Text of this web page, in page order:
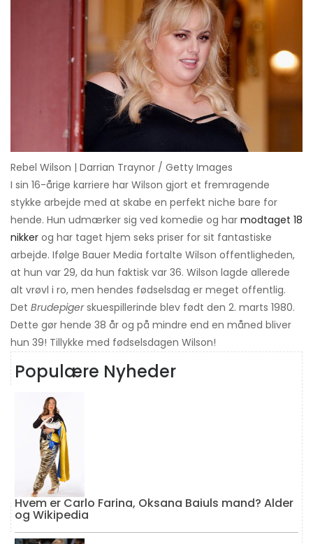
Rebel Wilson | Darrian Traynor / Getty Images
I sin 16-årige karriere har Wilson gjort et fremragende
stykke arbejde med at skabe en perfekt niche bare for
hende. Hun udmærker sig ved komedie og har modtaget 18
nikker og har taget hjem seks priser for sit fantastiske
arbejde. Ifølge Bauer Media fortalte Wilson offentligheden,
at hun var 29, da hun faktisk var 36. Wilson lagde allerede
alt vrøvl i ro, men hendes fødselsdag er meget offentlig.
Det Brudepigerskuespillerinde blev født den 2. marts 1980.
Dette gør hende 38 år og på mindre end en måned bliver
hun 39! Tillykke med fødselsdagen Wilson!
Populære Nyheder
Hvem er Carlo Farina, Oksana Baiuls mand? Alder
og Wikipedia